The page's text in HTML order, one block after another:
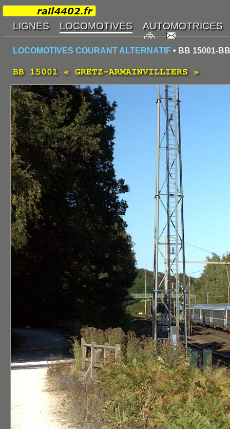
LOCOMOTIVES COURANT ALTERNATIF • BB 15001-
BB 15001 « GRETZ-ARMAINVILLIERS »